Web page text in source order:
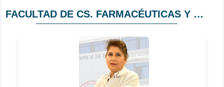
FACULTAD DE CS. FARMACÉUTICAS Y BIOQUÍMICAS